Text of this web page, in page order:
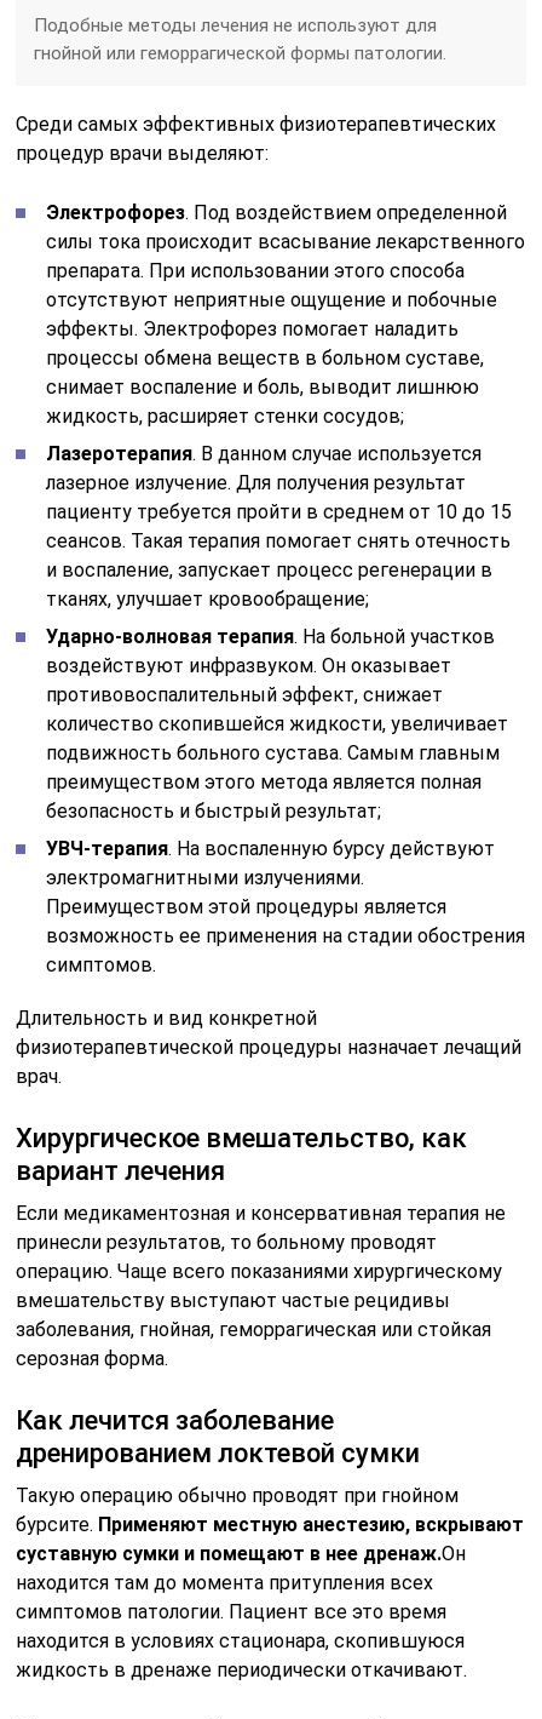
снимает воспаление и боль, выводит лишнюю
жидкость, расширяет стенки сосудов;
лазерное излучение. Для получения результат
пациенту требуется пройти в среднем от 10 до 15
и воспаление, запускает процесс регенерации в
тканях, улучшает кровообращение;
Ударно-волновая терапия. На больной участков
воздействуют инфразвуком. Он оказывает
противовоспалительный эффект, снижает
количество скопившейся жидкости, увеличивает
подвижность больного сустава. Самым главным
преимуществом этого метода является полная
безопасность и быстрый результат;
УВЧ-терапия. На воспаленную бурсу действуют
электромагнитными излучениями.
Преимуществом этой процедуры является
возможность ее применения на стадии обострения
симптомов.
Длительность и вид конкретной
физиотерапевтической процедуры назначает лечащий
врач.
Хирургическое вмешательство, как
вариант лечения
Если медикаментозная и консервативная терапия не
принесли результатов, то больному проводят
операцию. Чаще всего показаниями хирургическому
вмешательству выступают частые рецидивы
заболевания, гнойная, геморрагическая или стойкая
Как лечится заболевание
дренированием локтевой сумки
Такую операцию обычно проводят при гнойном
бурсите. Применяют местную анестезию, вскрывают
суставную сумки и помещают в нее дренаж.
находится там до момента притупления всех
симптомов патологии. Пациент все это время
находится в условиях стационара, скопившуюся
жидкость в дренаже периодически откачивают.
Помогает ли избавиться от бурсита
Назначается пациентам с острым бурситом. Операция
включает в себя удаление гнойного содержимого
бурсы, ее тщательная промывка. Важно отметить, что
такую процедуру требуется провести несколько раз,
чтобы полностью вымыть гной из полости. Пункцию
проводят на фоне приме антибактериальных
препаратов и кортикостероидов. Хирургическое
вмешательство проводят с применением местной
анестезии, пациенту не требуется нахождение в